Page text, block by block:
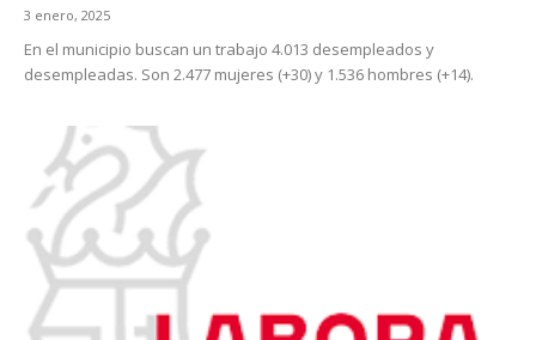
3 enero, 2025
En el municipio buscan un trabajo 4.013 desempleados y
desempleadas. Son 2.477 mujeres (+30) y 1.536 hombres (+14).